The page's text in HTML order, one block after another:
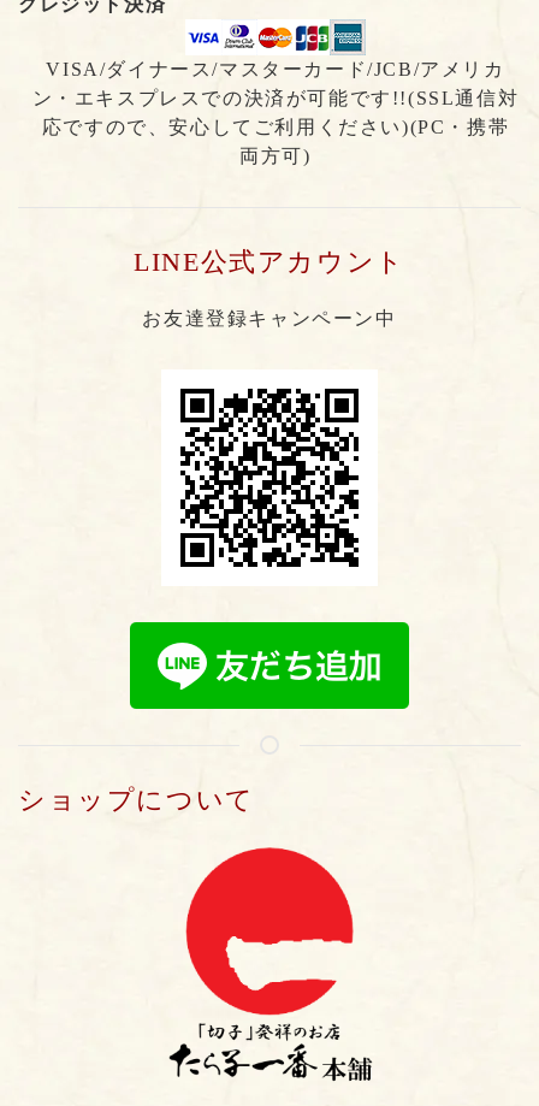
クレジット決済
VISA/ダイナース/マスターカード/JCB/アメリカ
ン・エキスプレスでの決済が可能です!!(SSL通信対
応ですので、安心してご利用ください)(PC・携帯
両方可)
LINE公式アカウント
お友達登録キャンペーン中
ショップについて